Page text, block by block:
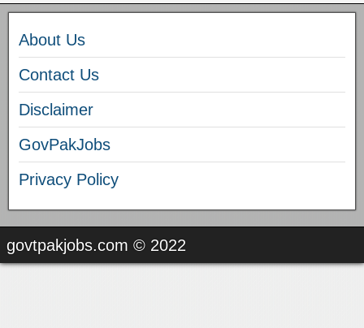
About Us
Contact Us
Disclaimer
GovPakJobs
Privacy Policy
govtpakjobs.com © 2022